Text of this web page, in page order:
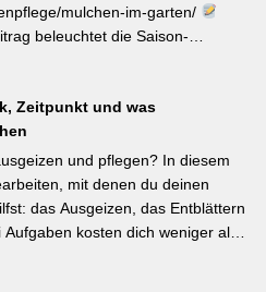
GBV-Garten. [Thema-Tag:
#Naturnahergarten]
mulchen-im-garten/
beleuchtet die Saison-
liegt bei 5–10 cm, immer
um Fäulnis zu vermeiden.
wie zu dicke Schichten oder
als alleiniges Material
#Bodenpflege #Mulchen
Zeitpunkt und was
und pflegen? In diesem
mit denen du deinen
das Ausgeizen, das Entblättern
kosten dich weniger als